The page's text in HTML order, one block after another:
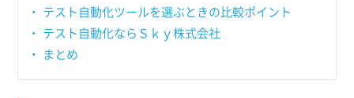
テスト自動化ツールを選ぶときの比較ポイント
テスト自動化ならＳｋｙ株式会社
まとめ